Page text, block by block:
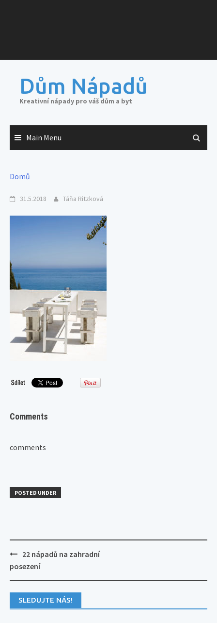
Dům Nápadů
Kreativní nápady pro váš dům a byt
Main Menu
Domů
31.5.2018 Táňa Ritzková
Comments
comments
POSTED UNDER
Post
navigation
22 nápadů na zahradní
posezení
SLEDUJTE NÁS!